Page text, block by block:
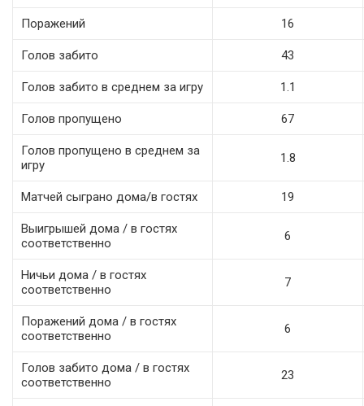
Поражений 16
Голов забито 43
Голов забито в среднем за игру 1.1
Голов пропущено 67
Голов пропущено в среднем за
игру
1.8
Матчей сыграно дома/в гостях 19
Выигрышей дома / в гостях
соответственно
6
Ничьи дома / в гостях
соответственно
7
Поражений дома / в гостях
соответственно
6
Голов забито дома / в гостях
соответственно
23